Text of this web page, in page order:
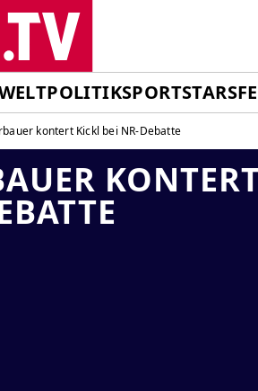
POLITIKSPORTSTARS
kontert Kickl bei NR-Debatte